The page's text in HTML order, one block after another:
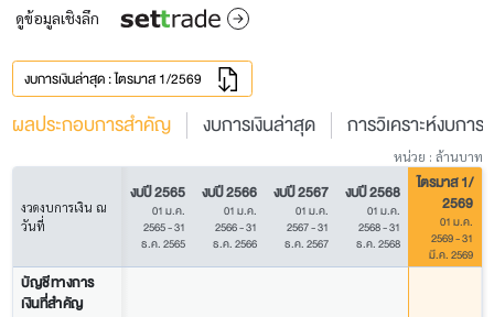
ดูข้อมูลเชิงลึก
งบการเงินล่าสุด : ไตรมาส 1/2569
ผลประกอบการสำคัญ งบการเงินล่าสุด การวิเคราะห์งบการ
หน่วย : ล้านบาท
งวดงบการเงิน ณ
วันที่
งบปี 2565
01 ม.ค.
2565 - 31
ธ.ค. 2565
งบปี 2566
01 ม.ค.
2566 - 31
ธ.ค. 2566
งบปี 2567
01 ม.ค.
2567 - 31
ธ.ค. 2567
งบปี 2568
01 ม.ค.
2568 - 31
ธ.ค. 2568
ไตรมาส 1/
2569
01 ม.ค.
2569 - 31
มี.ค. 2569
บัญชีทางการ
เงินที่สำคัญ